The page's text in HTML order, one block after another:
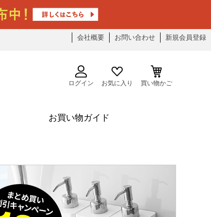
会社概要 お問い合わせ 新規会員登録
ログイン お気に入り 買い物かご
お買い物ガイド